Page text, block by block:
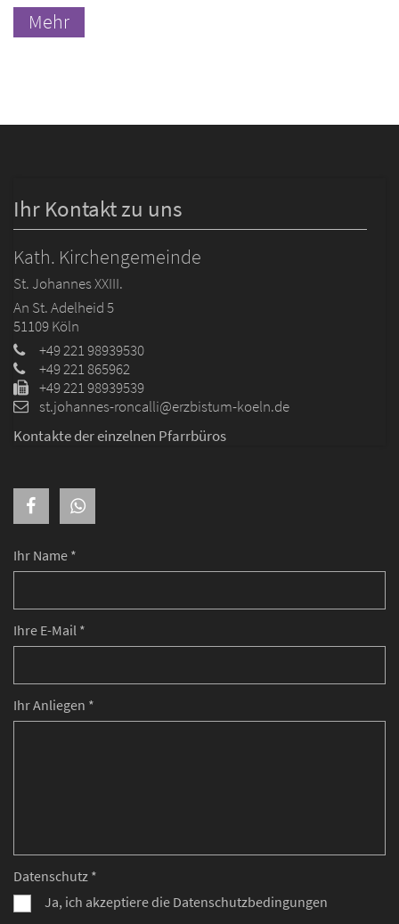
Mehr
Ihr Name *
Ihre E-Mail *
Ihr Anliegen *
Datenschutz *
Ja, ich akzeptiere die Datenschutzbedingungen
Ihr Kontakt zu uns
Kath. Kirchengemeinde
St. Johannes XXIII.
An St. Adelheid 5
51109Köln
+49 221 98939530
+49 221 865962
+49 221 98939539
st.johannes-roncalli@erzbistum-koeln.de
Kontakte der einzelnen Pfarrbüros